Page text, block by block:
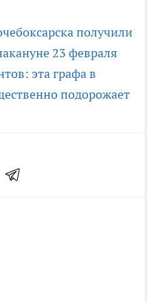
получили
23 февраля
эта графа в
подорожает